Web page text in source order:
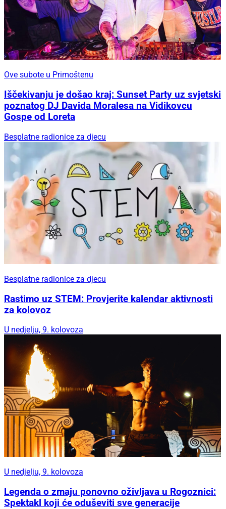
Ove subote u Primoštenu
Iščekivanju je došao kraj: Sunset Party uz svjetski
poznatog DJ Davida Moralesa na Vidikovcu
Gospe od Loreta
Besplatne radionice za djecu
Besplatne radionice za djecu
Rastimo uz STEM: Provjerite kalendar aktivnosti
za kolovoz
U nedjelju, 9. kolovoza
U nedjelju, 9. kolovoza
Legenda o zmaju ponovno oživljava u Rogoznici:
Spektakl koji će oduševiti sve generacije